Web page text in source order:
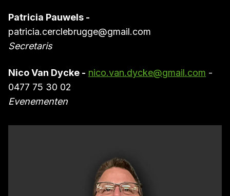
Patricia Pauwels -
patricia.cerclebrugge@gmail.com
Secretaris
Nico Van Dycke - nico.van.dycke@gmail.com -
0477 75 30 02
Evenementen